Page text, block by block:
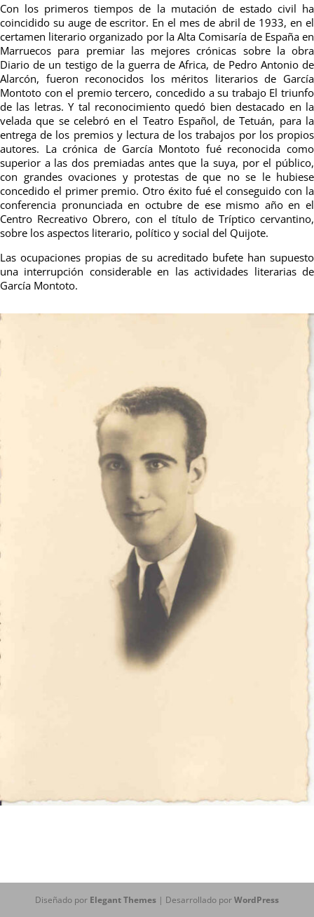
Con los primeros tiempos de la mutación de estado civil ha
coincidido su auge de escritor. En el mes de abril de 1933, en el
certamen literario organizado por la Alta Comisaría de España en
Marruecos para premiar las mejores crónicas sobre la obra
Diario de un testigo de la guerra de Africa, de Pedro Antonio de
Alarcón, fueron reconocidos los méritos literarios de García
Montoto con el premio tercero, concedido a su trabajo El triunfo
de las letras. Y tal reconocimiento quedó bien destacado en la
velada que se celebró en el Teatro Español, de Tetuán, para la
entrega de los premios y lectura de los trabajos por los propios
autores. La crónica de García Montoto fué reconocida como
superior a las dos premiadas antes que la suya, por el público,
con grandes ovaciones y protestas de que no se le hubiese
concedido el primer premio. Otro éxito fué el conseguido con la
conferencia pronunciada en octubre de ese mismo año en el
Centro Recreativo Obrero, con el título de Tríptico cervantino,
sobre los aspectos literario, político y social del Quijote.
Las ocupaciones propias de su acreditado bufete han supuesto
una interrupción considerable en las actividades literarias de
García Montoto.
Diseñado por Elegant Themes| Desarrollado porWordPress